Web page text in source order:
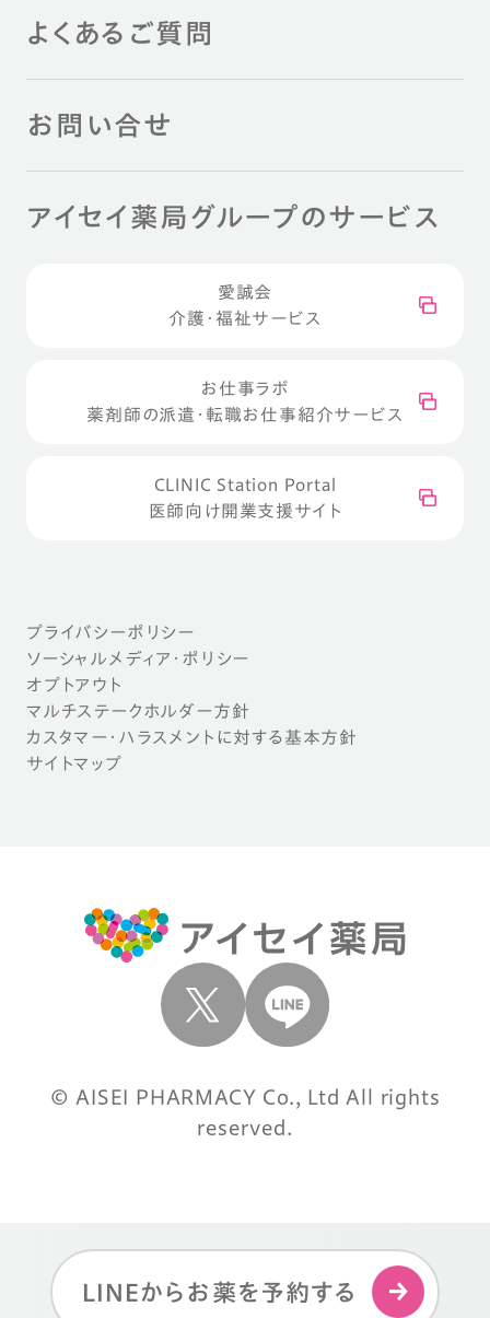
LINEからお薬を予約する
よくあるご質問
お問い合せ
アイセイ薬局グループのサービス
愛誠会
介護・福祉サービス
お仕事ラボ
薬剤師の派遣・転職お仕事紹介サービス
CLINIC Station Portal
医師向け開業支援サイト
プライバシーポリシー
ソーシャルメディア・ポリシー
オプトアウト
マルチステークホルダー方針
カスタマー・ハラスメントに対する基本方針
サイトマップ
© AISEI PHARMACY Co., Ltd All rights
reserved.